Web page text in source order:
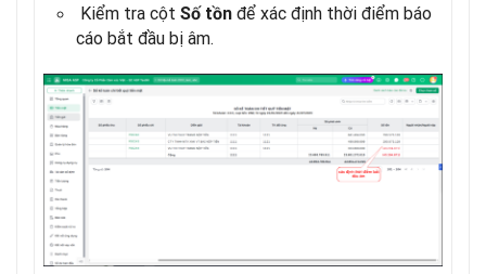
Kiểm tra cột Số tồn để xác định thời điểm báo
cáo bắt đầu bị âm.